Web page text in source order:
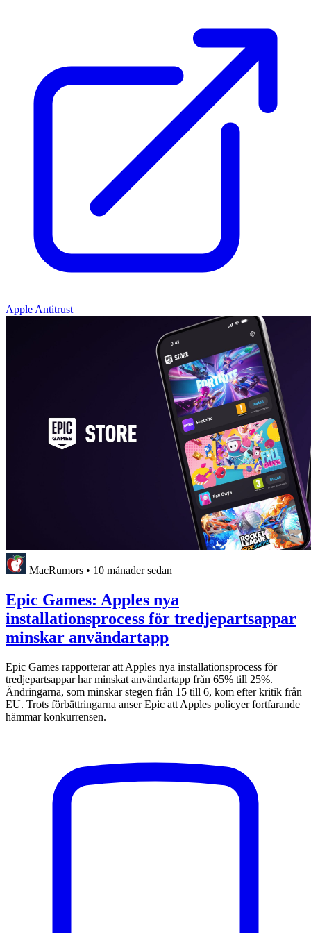
Apple Antitrust
MacRumors • 10 månader sedan
Epic Games: Apples nya
installationsprocess för tredjepartsappar
minskar användartapp
Epic Games rapporterar att Apples nya installationsprocess för
tredjepartsappar har minskat användartapp från 65% till 25%.
Ändringarna, som minskar stegen från 15 till 6, kom efter kritik från
EU. Trots förbättringarna anser Epic att Apples policyer fortfarande
hämmar konkurrensen.